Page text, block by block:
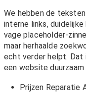
We hebben de
interne links,
vage placeholder-
maar herhaalde
echt verder helpt. Dat
een website
Prijzen Reparatie